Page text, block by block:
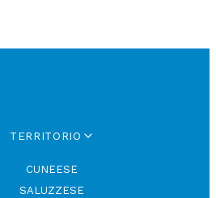
TERRITORIO
CUNEESE
SALUZZESE